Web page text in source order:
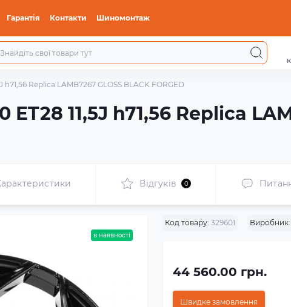
Гарантія Контакти Шиномонтаж
h71,56 Replica LAMB7267 GLOSS BLACK FORGED
ET28 11,5J h71,56 Replica
Відгуків 0
в наявності
Код товару: 329601 Виробник:
44 560.00 грн.
Швидке замовлення